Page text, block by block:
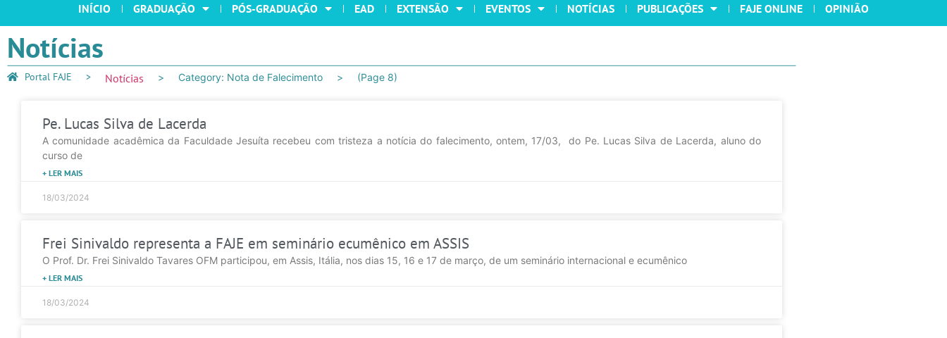
INÍCIO GRADUAÇÃO PÓS-GRADUAÇÃO EAD EXTENSÃO EVENTOS NOTÍCIAS PUBLICAÇÕES FAJE ONLINE OPINIÃO
Notícias
Portal FAJE Notícias Category: Nota de Falecimento (Page 8)
Pe. Lucas Silva de Lacerda
A comunidade acadêmica da Faculdade Jesuíta recebeu com tristeza a notícia do falecimento, ontem, 17/03, do Pe. Lucas Silva de Lacerda, aluno do
curso de
+ LER MAIS
18/03/2024
Frei Sinivaldo representa a FAJE em seminário ecumênico em ASSIS
O Prof. Dr. Frei Sinivaldo Tavares OFM participou, em Assis, Itália, nos dias 15, 16 e 17 de março, de um seminário internacional e ecumênico
+ LER MAIS
18/03/2024